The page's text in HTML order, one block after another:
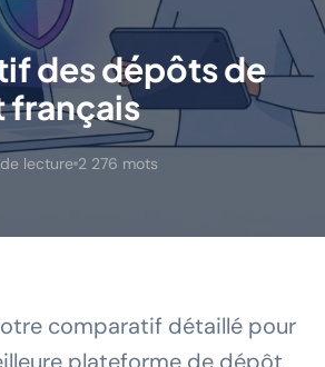
des dépôts de
lecture 2 276 mots
comparatif détaillé pour
plateforme de dépôt